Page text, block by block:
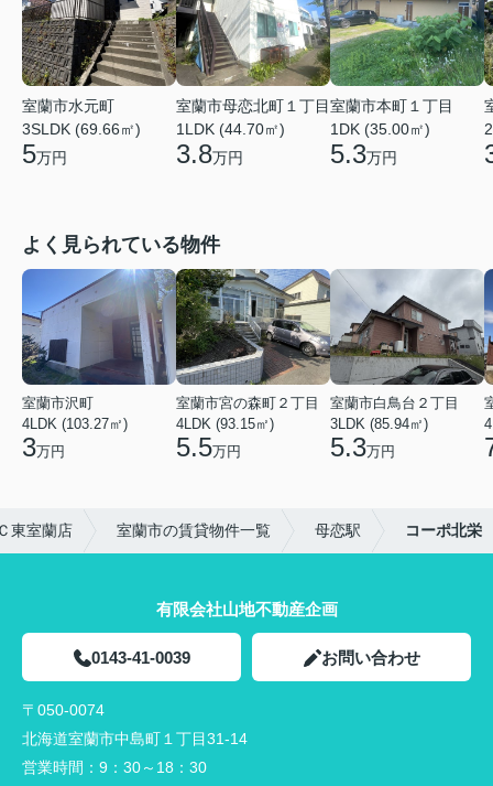
室蘭市水元町
3SLDK (69.66㎡)
5万円
室蘭市母恋北町１丁目
1LDK (44.70㎡)
3.8万円
室蘭市本町１丁目
1DK (35.00㎡)
5.3万円
よく見られている物件
室蘭市沢町
4LDK (103.27㎡)
3万円
室蘭市宮の森町２丁目
4LDK (93.15㎡)
5.5万円
室蘭市白鳥台２丁目
3LDK (85.94㎡)
5.3万円
東室蘭店 室蘭市の賃貸物件一覧 母恋駅 コーポ北栄
有限会社山地不動産企画
0143-41-0039 お問い合わせ
〒050-0074
北海道室蘭市中島町１丁目31-14
営業時間： 9：30～18：30